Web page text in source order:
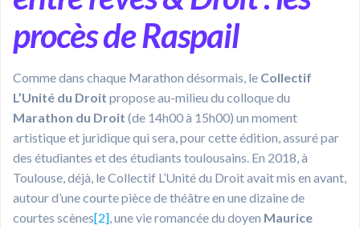
procès de Raspail
Comme dans chaque Marathon désormais, le Collectif
L’Unité du Droit propose au-milieu du colloque du
Marathon du Droit (de 14h00 à 15h00) un moment
artistique et juridique qui sera, pour cette édition, assuré par
des étudiantes et des étudiants toulousains. En 2018, à
Toulouse, déjà, le Collectif L’Unité du Droit avait mis en avant,
autour d’une courte pièce de théâtre en une dizaine de
courtes scènes[2], une vie romancée du doyen Maurice